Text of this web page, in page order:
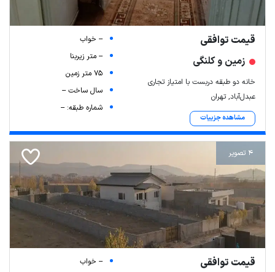
قیمت توافقی
زمین و کلنگی
خانه دو طبقه دربست با امتیاز تجاری
عبدل‌آباد, تهران
مشاهده جزییات
-- خواب
-- متر زیربنا
75 متر زمین
سال ساخت --
شماره طبقه: --
4 تصویر
قیمت توافقی
-- خواب